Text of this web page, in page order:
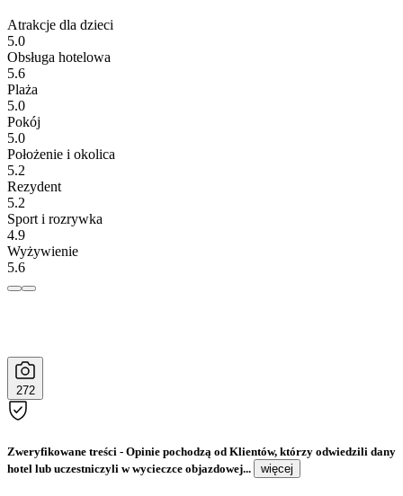
Atrakcje dla dzieci
5.0
Obsługa hotelowa
5.6
Plaża
5.0
Pokój
5.0
Położenie i okolica
5.2
Rezydent
5.2
Sport i rozrywka
4.9
Wyżywienie
5.6
272
Zweryfikowane treści - Opinie pochodzą od Klientów, którzy odwiedzili dany
hotel lub uczestniczyli w wycieczce objazdowej...
więcej